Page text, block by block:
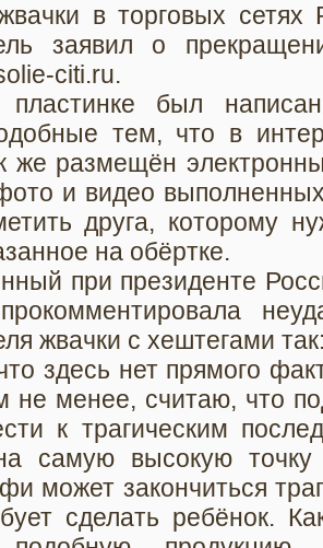
в торговых сетях
заявил о
citi.ru.
был
тем, что в
же размещён
и видео
друга, которому
на обёртке.
при президенте
жвачки с хештегами
здесь нет прямого
не менее, считаю, что
к трагическим
самую высокую
может закончиться
сделать ребёнок.